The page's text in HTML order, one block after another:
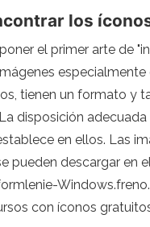
los
el primer arte de
especialmente
tienen un formato y
disposición
en ellos. Las
pueden descargar en
con íconos